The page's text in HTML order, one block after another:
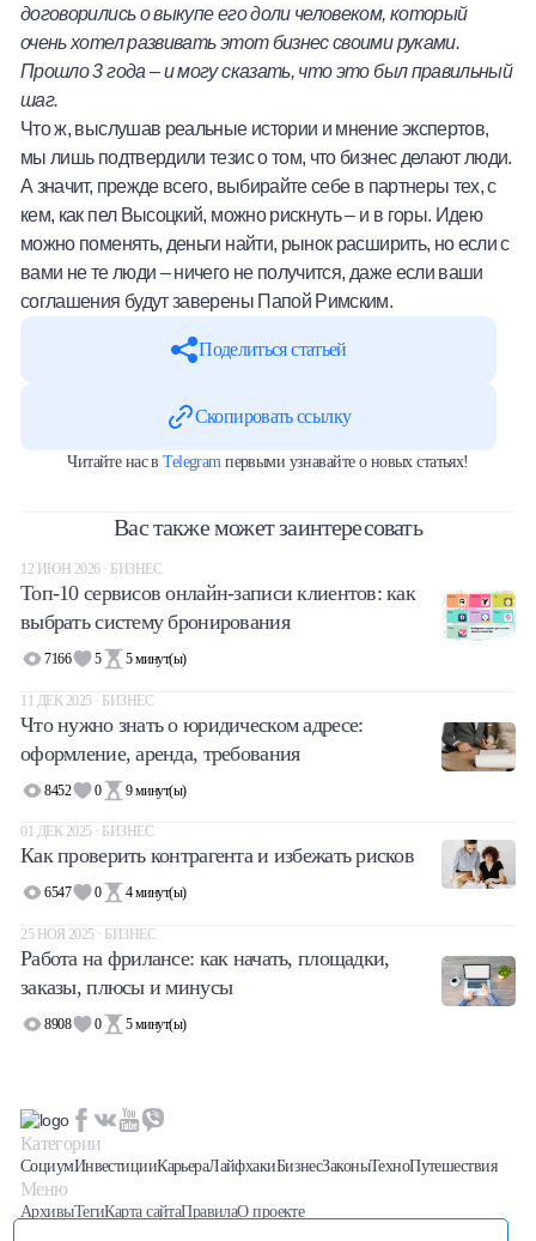
договорились о выкупе его доли человеком, который
очень хотел развивать этот бизнес своими руками.
Прошло 3 года – и могу сказать, что это был правильный
шаг.
Что ж, выслушав реальные истории и мнение экспертов,
мы лишь подтвердили тезис о том, что бизнес делают люди.
А значит, прежде всего, выбирайте себе в партнеры тех, с
кем, как пел Высоцкий, можно рискнуть – и в горы. Идею
можно поменять, деньги найти, рынок расширить, но если с
вами не те люди – ничего не получится, даже если ваши
соглашения будут заверены Папой Римским.
Поделиться статьей
Скопировать ссылку
Читайте нас вTelegramпервыми узнавайте о новых статьях!
Вас также может заинтересовать
12 ИЮН 2026 · БИЗНЕС
Топ-10 сервисов онлайн-записи клиентов: как
выбрать систему бронирования
7166 5 5 минут(ы)
11 ДЕК 2025 · БИЗНЕС
Что нужно знать о юридическом адресе:
оформление, аренда, требования
8452 0 9 минут(ы)
01 ДЕК 2025 · БИЗНЕС
Как проверить контрагента и избежать рисков
6547 0 4 минут(ы)
25 НОЯ 2025 · БИЗНЕС
Работа на фрилансе: как начать, площадки,
заказы, плюсы и минусы
8908 0 5 минут(ы)
Категории
СоциумИнвестицииКарьераЛайфхакиБизнесЗаконыТехноПутешествия
Меню
АрхивыТегиКарта сайтаПравилаО проекте